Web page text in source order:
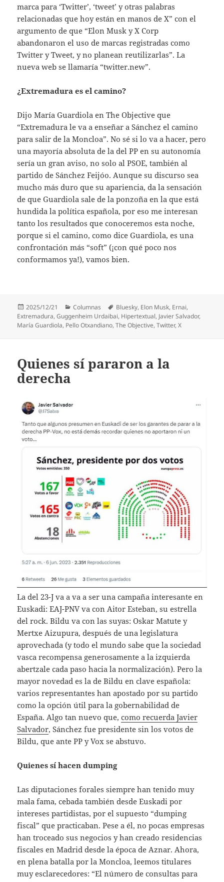
marca para ‘Twitter’, ‘tweet’ y otras palabras
relacionadas que hoy están en manos de X” con el
argumento de que “Elon Musk y X Corp
abandonaron el uso de marcas registradas como
Twitter y Tweet, y no planean reutilizarlas”. La
nueva web se llamaría “twitter.new”.
¿Extremadura es el camino?
Dijo María Guardiola en The Objective que
“Extremadura le va a enseñar a Sánchez el camino
para salir de la Moncloa”. No sé si lo va a hacer, pero
una mayoría absoluta de la del PP en su autonomía
sería un gran aviso, no solo al PSOE, también al
partido de Sánchez Feijóo. Aunque su discurso sea
mucho más duro que su apariencia, da la sensación
de que Guardiola sale de la ponzoña en la que está
hundida la política española, por eso me interesan
tanto los resultados que conoceremos esta noche,
porque si el camino, como dice Guardiola, es una
confrontación más “soft” (¡con qué poco nos
conformamos ya!), vamos bien.
Publicado
el
2025/12/21 Categorías
Columnas Etiquetas
Bluesky, Elon Musk, Ernai,
Extremadura,Guggenheim Urdaibai, Hipertextual, Javier Salvador,
María Guardiola, Pello Otxandiano,The Objective,Twitter,X
Quienes sí pararon a la
derecha
La del 23-J va a va a ser una campaña interesante en
Euskadi: EAJ-PNV va con Aitor Esteban, su estrella
del rock. Bildu va con las suyas: Oskar Matute y
Mertxe Aizupura, después de una legislatura
aprovechada (y todo el mundo sabe que la sociedad
vasca recompensa generosamente a la izquierda
abertzale cada paso hacia la normalización). Pero la
mayor novedad es la de Bildu en clave española:
varios representantes han apostado por su partido
como la opción útil para la gobernabilidad de
España. Algo tan nuevo que,como recuerda Javier
Salvador, Sánchez fue presidente sin los votos de
Bildu, que ante PP y Vox se abstuvo.
Quienes sí hacen dumping
Las diputaciones forales siempre han tenido muy
mala fama, cebada también desde Euskadi por
intereses partidistas, por el supuesto “dumping
fiscal” que practicaban. Pese a él, no pocas empresas
han troceado sus negocios y han creado residencias
fiscales en Madrid desde la época de Aznar. Ahora,
en plena batalla por la Moncloa, leemos titulares
muy esclarecedores: “El número de consultas para